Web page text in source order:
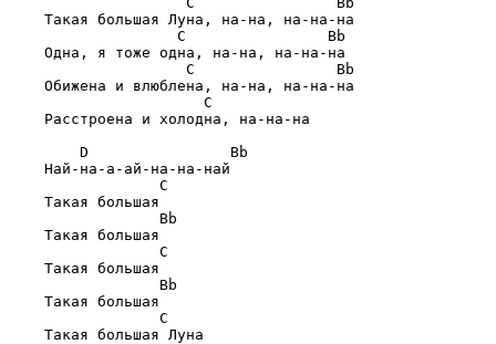
    Такая большая Луна, на-на, на-на-на
               C                Bb
    Одна, я тоже одна, на-на, на-на-на
                C                Bb
    Обижена и влюблена, на-на, на-на-на
                  C
    Расстроена и холодна, на-на-на
    D                Bb
    Най-на-а-ай-на-на-най
             C
    Такая большая
             Bb
    Такая большая
             C
    Такая большая
             Bb
    Такая большая
             C
    Такая большая Луна